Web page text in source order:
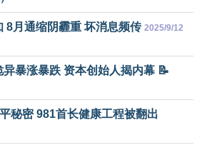
8月通缩阴霾重 坏消息频传 2025/9/12
暴涨暴跌 资本创始人揭内幕 📝
秘密 981首长健康工程被翻出